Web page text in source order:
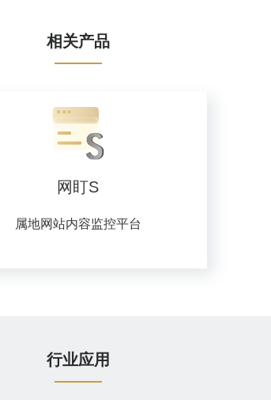
相关产品
网盯S
属地网站内容监控平台
行业应用